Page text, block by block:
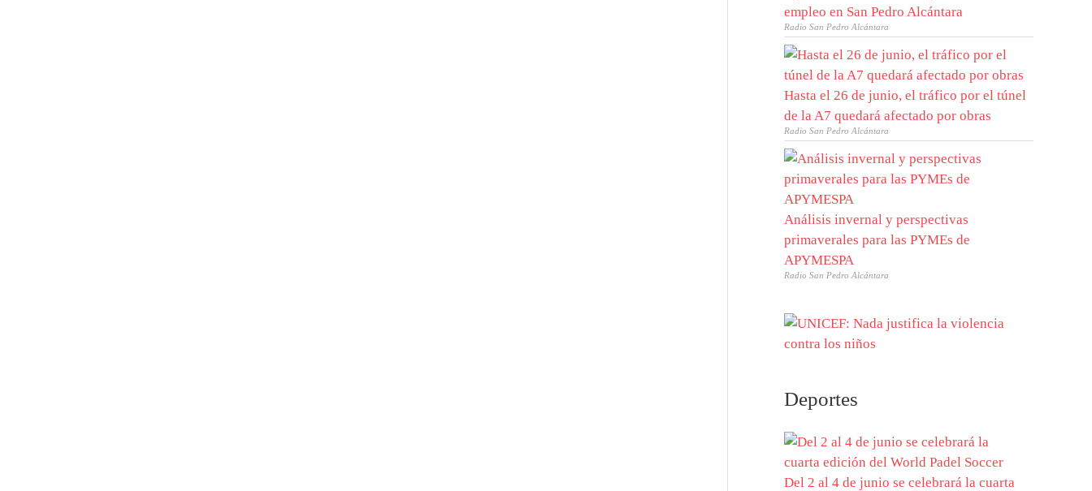
empleo en San Pedro Alcántara
Radio San Pedro Alcántara
Hasta el 26 de junio, el tráfico por el túnel
de la A7 quedará afectado por obras
Radio San Pedro Alcántara
Análisis invernal y perspectivas
primaverales para las PYMEs de
APYMESPA
Radio San Pedro Alcántara
Deportes
Del 2 al 4 de junio se celebrará la cuarta